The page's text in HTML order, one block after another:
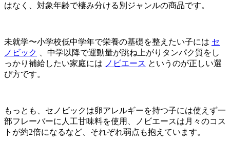
はなく、対象年齢で棲み分ける別ジャンルの商品です。
未就学〜小学校低中学年で栄養の基礎を整えたい子には セ
ノビック
、中学以降で運動量が跳ね上がりタンパク質をし
っかり補給したい家庭には ノビエース というのが正しい選
び方です。
もっとも、セノビックは卵アレルギーを持つ子には使えず一
部フレーバーに人工甘味料を使用、ノビエースは月々のコス
トが約2倍になるなど、それぞれ弱点も抱えています。